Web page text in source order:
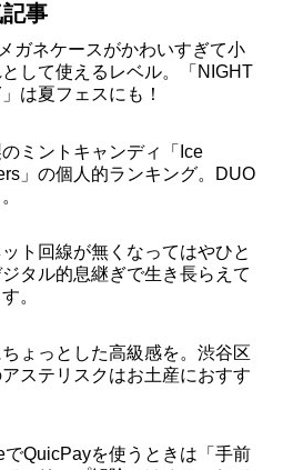
事
ガネケースがかわいすぎて小
して使えるレベル。「NIGHT
は夏フェスにも！
ミントキャンディ「Ice
」の個人的ランキング。DUO
ト回線が無くなってはやひと
ジタル的息継ぎで生き長らえて
。
ちょっとした高級感を。渋谷区
アステリスクはお土産におすす
でQuicPayを使うときは「手前